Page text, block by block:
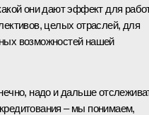
они дают эффект для
целых отраслей, для
возможностей нашей
надо и дальше
– мы понимаем,